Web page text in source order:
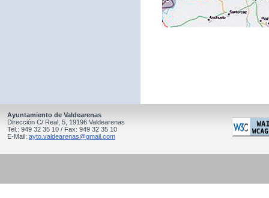
Ayuntamiento de Valdearenas
Dirección C/ Real, 5, 19196 Valdearenas
Tel.: 949 32 35 10 / Fax: 949 32 35 10
E-Mail: ayto.valdearenas@gmail.com